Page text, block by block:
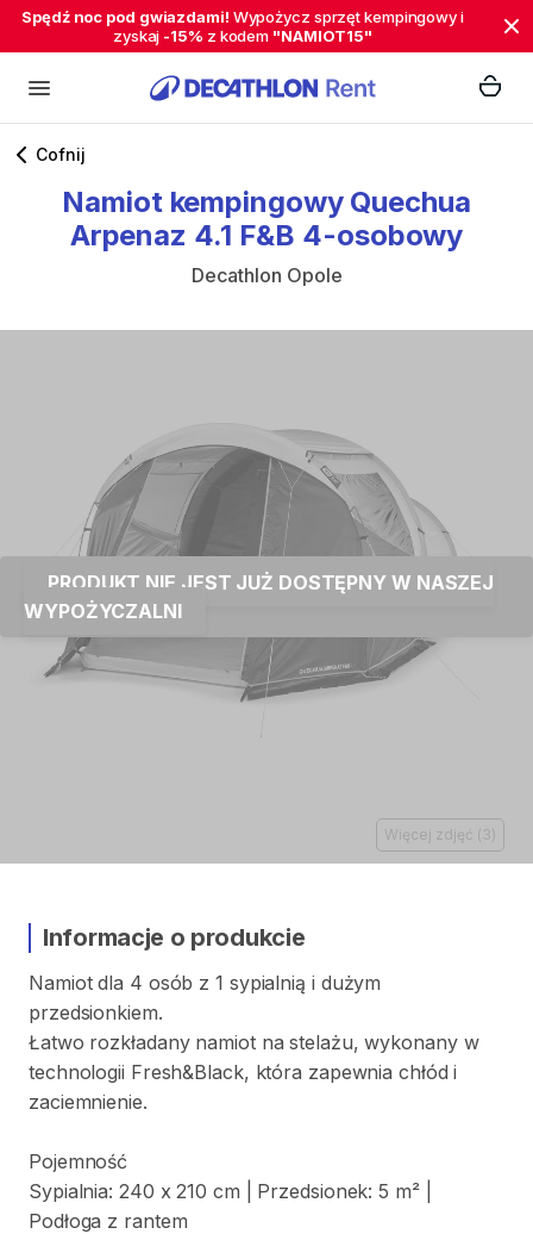
Spędź noc pod gwiazdami! Wypożycz sprzęt kempingowy i
zyskaj -15% z kodem "NAMIOT15"
Cofnij
Namiot kempingowy Quechua
Arpenaz 4.1 F&B 4-osobowy
Decathlon Opole
PRODUKT NIE JEST JUŻ DOSTĘPNY W NASZEJ
WYPOŻYCZALNI
Więcej zdjęć ( 3 )
Informacje o produkcie
Namiot dla 4 osób z 1 sypialnią i dużym
przedsionkiem.
Łatwo rozkładany namiot na stelażu​,​ wykonany w
technologii Fresh&Black​,​ która zapewnia chłód i
zaciemnienie.
Pojemność
Sypialnia: 240 x 210 cm Przedsionek: 5 m²
Podłoga z rantem